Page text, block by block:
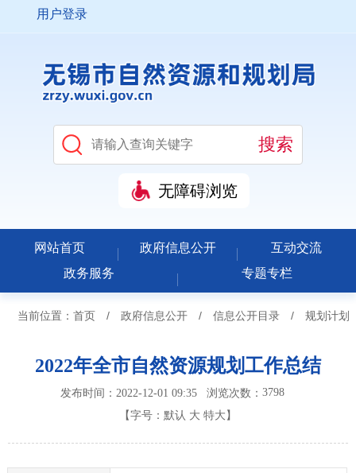
用户登录
无障碍浏览
网站首页 政府信息公开
互动交流
政务服务
专题专栏
当前位置： 首页 / 政府信息公开 / 信息公开目录 / 规划计划
2022年全市自然资源规划工作总结
发布时间：2022-12-01 09:35浏览次数：3798
【字号： 默认 大 特大 】